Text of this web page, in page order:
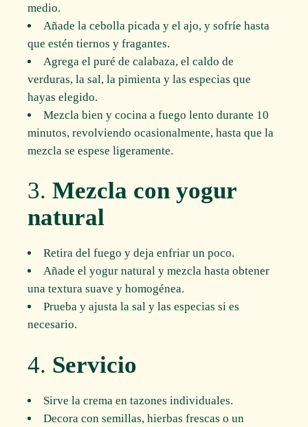
medio.
Añade la cebolla picada y el ajo, y sofríe hasta
que estén tiernos y fragantes.
Agrega el puré de calabaza, el caldo de
verduras, la sal, la pimienta y las especias que
hayas elegido.
Mezcla bien y cocina a fuego lento durante 10
minutos, revolviendo ocasionalmente, hasta que la
mezcla se espese ligeramente.
3.Mezcla con yogur
natural
Retira del fuego y deja enfriar un poco.
Añade el yogur natural y mezcla hasta obtener
una textura suave y homogénea.
Prueba y ajusta la sal y las especias si es
necesario.
4. Servicio
Sirve la crema en tazones individuales.
Decora con semillas, hierbas frescas o un